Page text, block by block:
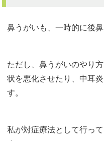
鼻うがいも、一時的に後
ただし、鼻うがいのやり
状を悪化させたり、中耳
す。
私が対症療法として行っ